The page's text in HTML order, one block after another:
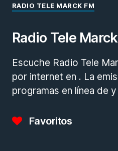
RADIO TELE MARCK FM
Radio Tele
Escuche Radio Tele
por internet en . La
programas en línea de y
Favoritos